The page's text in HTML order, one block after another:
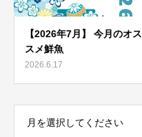
【2026年7月】 今月のオス
スメ鮮魚
2026.6.17
月を選択してください